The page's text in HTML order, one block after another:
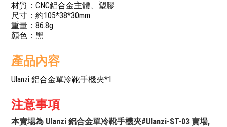
材質：CNC鋁合金主體、塑膠
尺寸：約105*38*30mm
重量：86.8g
顏色：黑
產品內容
Ulanzi 鋁合金單冷靴手機夾*1
注意事項
本賣場為 Ulanzi 鋁合金單冷靴手機夾#Ulanzi-ST-03 賣場,